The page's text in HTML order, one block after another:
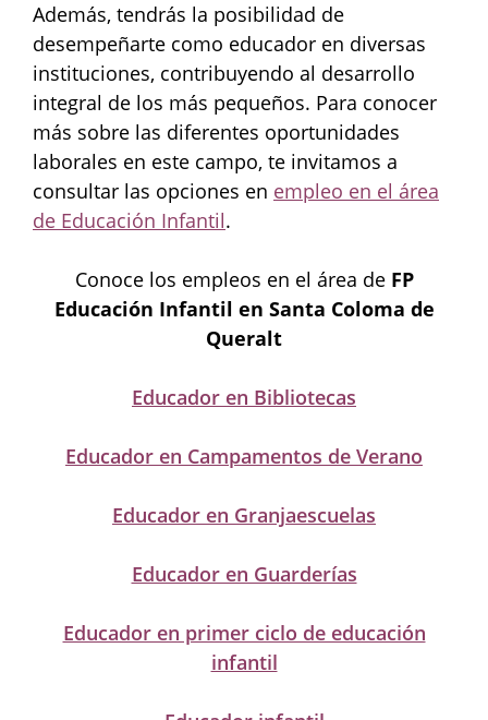
Además, tendrás la posibilidad de
desempeñarte como educador en diversas
instituciones, contribuyendo al desarrollo
integral de los más pequeños. Para conocer
más sobre las diferentes oportunidades
laborales en este campo, te invitamos a
consultar las opciones en empleo en el área
de Educación Infantil.
Conoce los empleos en el área de FP
Educación Infantil en Santa Coloma de
Queralt
Educador en Bibliotecas
Educador en Campamentos de Verano
Educador en Granjaescuelas
Educador en Guarderías
Educador en primer ciclo de educación
infantil